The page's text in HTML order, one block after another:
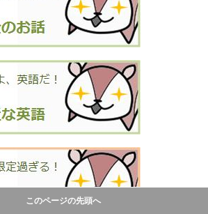
このページの先頭へ